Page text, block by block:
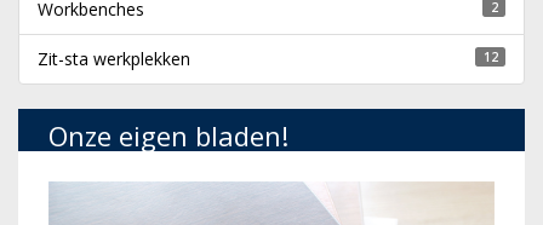
Workbenches 2
Zit-sta werkplekken 12
Onze eigen bladen!